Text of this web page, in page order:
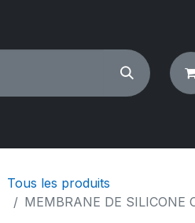
Tous les produits
MEMBRANE DE SILICONE